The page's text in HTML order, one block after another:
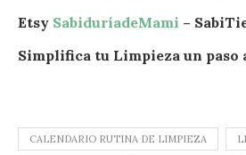
Etsy SabiduríadeMami –
Simplifica tu Limpieza un paso
CALENDARIO RUTINA DE LIMPIEZA